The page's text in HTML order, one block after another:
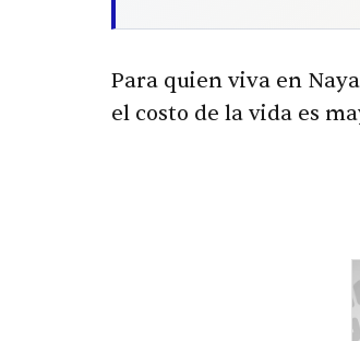
Para quien viva en
el costo de la vida es